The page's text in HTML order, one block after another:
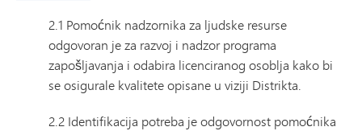
2.1 Pomoćnik nadzornika za ljudske resurse
odgovoran je za razvoj i nadzor programa
zapošljavanja i odabira licenciranog osoblja kako bi
se osigurale kvalitete opisane u viziji Distrikta.
2.2 Identifikacija potreba je odgovornost pomoćnika